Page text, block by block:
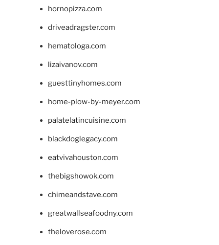
hornopizza.com
driveadragster.com
hematologa.com
lizaivanov.com
guesttinyhomes.com
home-plow-by-meyer.com
palatelatincuisine.com
blackdoglegacy.com
eatvivahouston.com
thebigshowok.com
chimeandstave.com
greatwallseafoodny.com
theloverose.com